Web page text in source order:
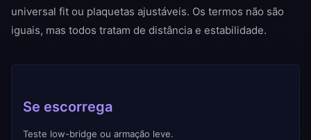
universal fit ou plaquetas ajustáveis. Os termos não são
iguais, mas todos tratam de distância e estabilidade.
Se escorrega
Teste low-bridge ou armação leve.